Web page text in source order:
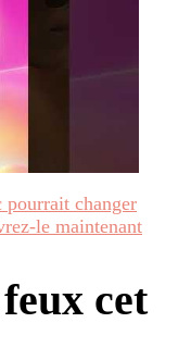
pourrait changer
le maintenant
cet